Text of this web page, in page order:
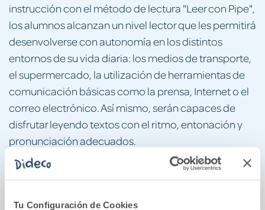
Tu Configuración de Cookies
instrucción con el método de lectura "Leer con Pipe",
los alumnos alcanzan un nivel lector que les permitirá
desenvolverse con autonomía en los distintos
entornos de su vida diaria: los medios de transporte,
el supermercado, la utilización de herramientas de
comunicación básicas como la prensa, Internet o el
correo electrónico. Así mismo, serán capaces de
disfrutar leyendo textos con el ritmo, entonación y
pronunciación adecuados.